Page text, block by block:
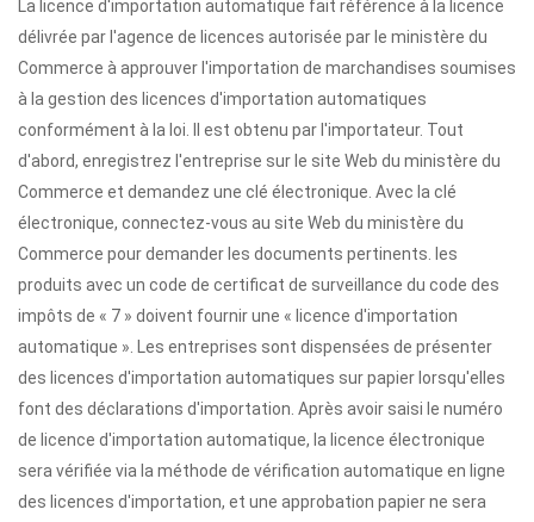
La licence d'importation automatique fait référence à la licence
délivrée par l'agence de licences autorisée par le ministère du
Commerce à approuver l'importation de marchandises soumises
à la gestion des licences d'importation automatiques
conformément à la loi. Il est obtenu par l'importateur. Tout
d'abord, enregistrez l'entreprise sur le site Web du ministère du
Commerce et demandez une clé électronique. Avec la clé
électronique, connectez-vous au site Web du ministère du
Commerce pour demander les documents pertinents. les
produits avec un code de certificat de surveillance du code des
impôts de « 7 » doivent fournir une « licence d'importation
automatique ». Les entreprises sont dispensées de présenter
des licences d'importation automatiques sur papier lorsqu'elles
font des déclarations d'importation. Après avoir saisi le numéro
de licence d'importation automatique, la licence électronique
sera vérifiée via la méthode de vérification automatique en ligne
des licences d'importation, et une approbation papier ne sera